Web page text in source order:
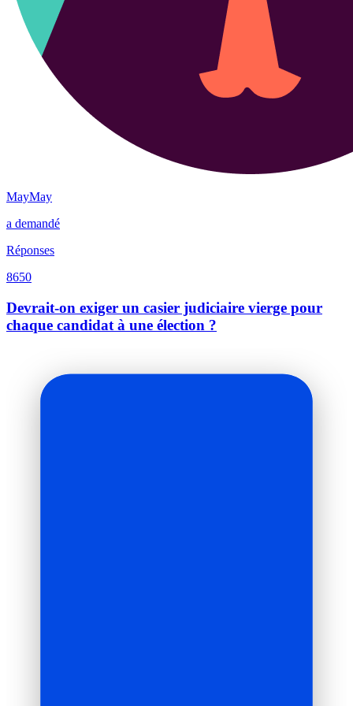
MayMay
a demandé
Réponses
8650
Devrait-on exiger un casier judiciaire vierge pour
chaque candidat à une élection ?